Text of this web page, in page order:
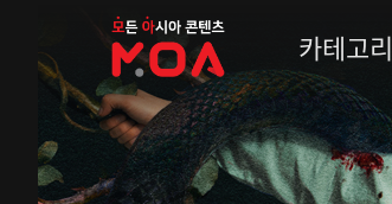
MOA
카테고리